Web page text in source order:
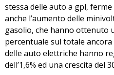
stessa delle auto a gpl,
anche l’aumento delle
gasolio, che hanno ottenuto
percentuale sul totale
delle auto elettriche hanno
dell’1,6% ed una crescita del